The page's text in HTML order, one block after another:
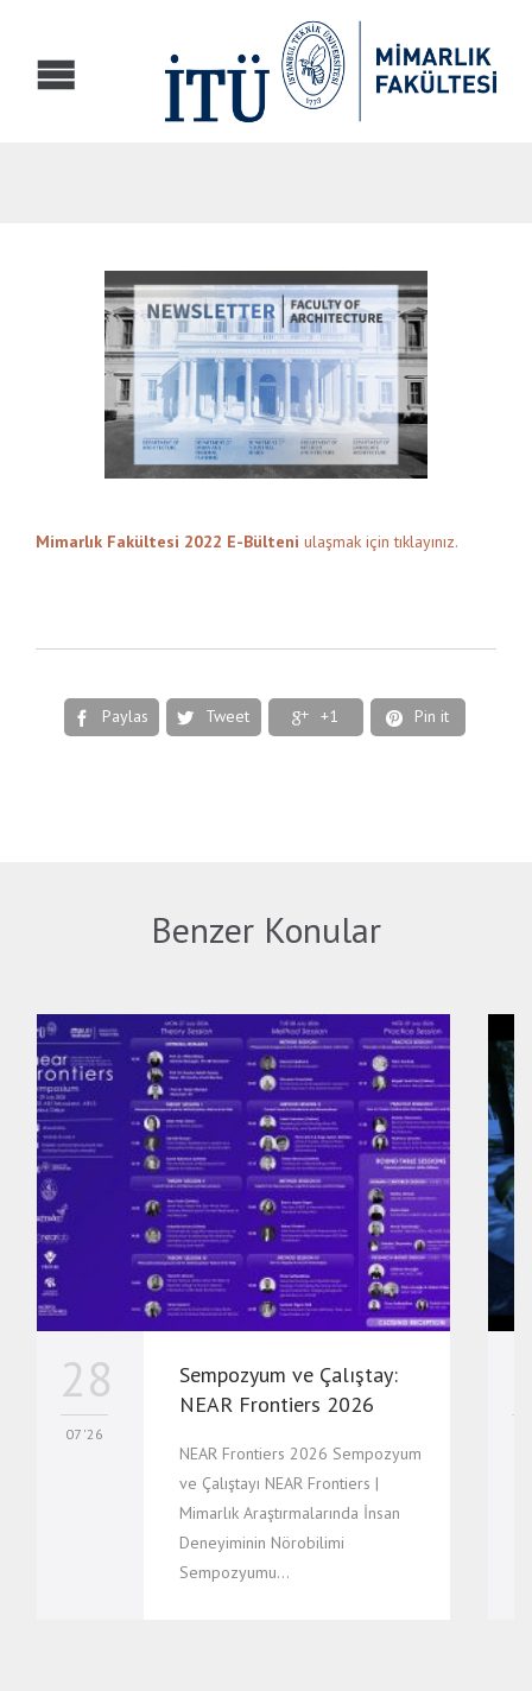
Mimarlık Fakültesi 2022 E-Bülteni ulaşmak için tıklayınız.
 Paylas  Tweet  +1  Pin it
Benzer Konular
28
07 '26
Sempozyum ve Çalıştay:
NEAR Frontiers 2026
NEAR Frontiers 2026 Sempozyum
ve Çalıştayı NEAR Frontiers |
Mimarlık Araştırmalarında İnsan
Deneyiminin Nörobilimi
Sempozyumu…